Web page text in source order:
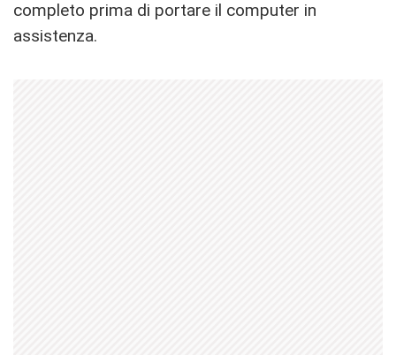
completo prima di portare il computer in
assistenza.